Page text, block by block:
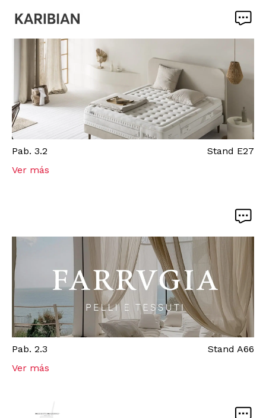
Pab. 3.2 Stand E27
Ver más
Pab. 2.3 Stand A66
Ver más